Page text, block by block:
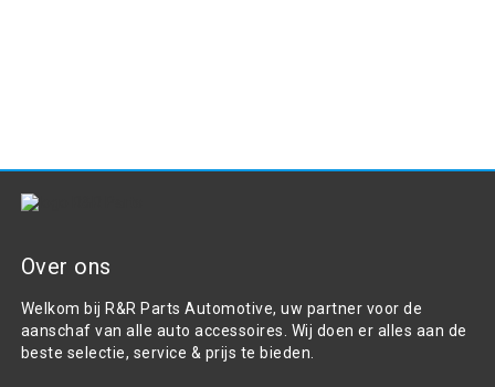
Over ons
Welkom bij R&R Parts Automotive, uw partner voor de
aanschaf van alle auto accessoires. Wij doen er alles aan de
beste selectie, service & prijs te bieden.